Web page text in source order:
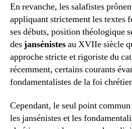
En revanche, les salafistes
appliquant strictement les textes
ses débuts, position théologique
desjansénistesau XVIIe siècle
approche stricte et rigoriste du
récemment, certains courants
fondamentalistes de la foi
Cependant, le seul point
les jansénistes et les